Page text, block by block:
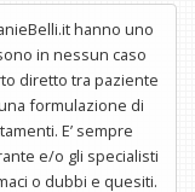
hanno uno
in nessun caso
diretto tra paziente
formulazione di
E’ sempre
e/o gli specialisti
o dubbi e quesiti.